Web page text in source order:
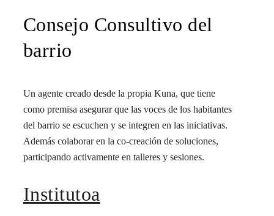
Consejo Consultivo del
barrio
Un agente creado desde la propia Kuna, que tiene
como premisa asegurar que las voces de los habitantes
del barrio se escuchen y se integren en las iniciativas.
Además colaborar en la co-creación de soluciones,
participando activamente en talleres y sesiones.
Institutoa